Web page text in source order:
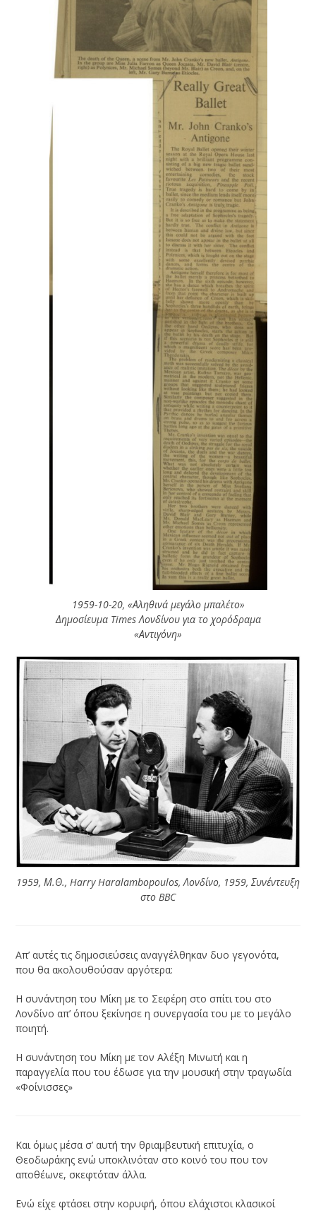
1959-10-20, «Αληθινά μεγάλο μπαλέτο»
Δημοσίευμα Times Λονδίνου για το χορόδραμα
«Αντιγόνη»
1959, Μ.Θ., Harry Haralambopoulos, Λονδίνο, 1959, Συνέντευξη
στο BBC
Απ’ αυτές τις δημοσιεύσεις αναγγέλθηκαν δυο γεγονότα,
που θα ακολουθούσαν αργότερα:
Η συνάντηση του Μίκη με το Σεφέρη στο σπίτι του στο
Λονδίνο απ’ όπου ξεκίνησε η συνεργασία του με το μεγάλο
ποιητή.
Η συνάντηση του Μίκη με τον Αλέξη Μινωτή και η
παραγγελία που του έδωσε για την μουσική στην τραγωδία
«Φοίνισσες»
Και όμως μέσα σ’ αυτή την θριαμβευτική επιτυχία, ο
Θεοδωράκης ενώ υποκλινόταν στο κοινό του που τον
αποθέωνε, σκεφτόταν άλλα.
Ενώ είχε φτάσει στην κορυφή, όπου ελάχιστοι κλασικοί